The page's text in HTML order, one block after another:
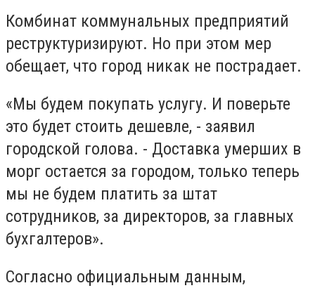
Комбинат коммунальных предприятий
реструктуризируют. Но при этом мер
обещает, что город никак не пострадает.
«Мы будем покупать услугу. И поверьте
это будет стоить дешевле, - заявил
городской голова. - Доставка умерших в
морг остается за городом, только теперь
мы не будем платить за штат
сотрудников, за директоров, за главных
бухгалтеров».
Согласно официальным данным,